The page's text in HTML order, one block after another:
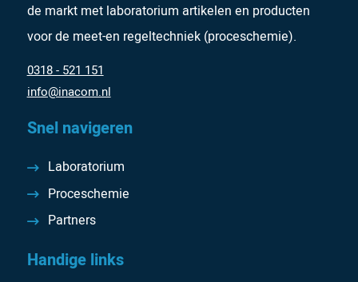
de markt met laboratorium artikelen en producten
voor de meet-en regeltechniek (proceschemie).
0318 - 521 151
info@inacom.nl
Snel navigeren
Laboratorium
Proceschemie
Partners
Handige links